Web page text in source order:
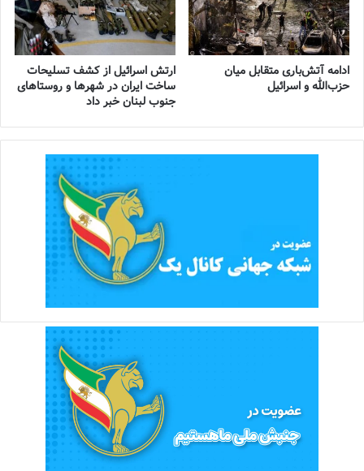
ادامه آتش‌باری متقابل میان
حزب‌الله و اسرائیل
ارتش اسرائیل از کشف تسلیحات
ساخت ایران در شهرها و روستاهای
جنوب لبنان خبر داد